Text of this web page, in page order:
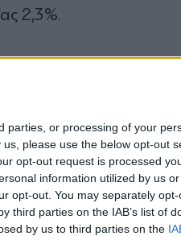
parties, or processing of your
please use the below opt-out
opt-out request is processed
information utilized by us
opt-out. You may separately
third parties on the IAB’s list of
by us to third parties on the
2,3%.
προβλήθηκε μια
το 30% με τον
σύγκριση με την
ΚΚΕ με 8,1% και η
με 2,6% και